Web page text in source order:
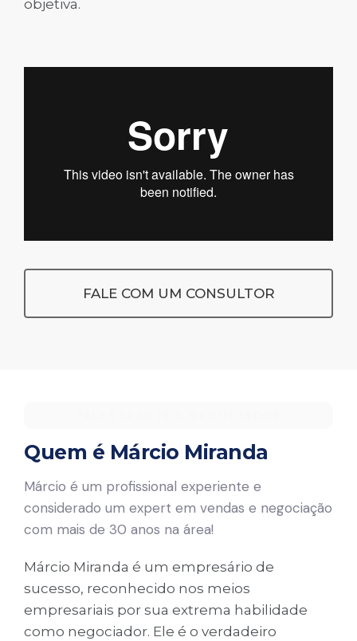
objetiva.
FALE COM UM CONSULTOR
Quem é Márcio Miranda
Márcio é um profissional experiente e
considerado um expert em vendas e negociação
com mais de 30 anos na área!
Márcio Miranda é um empresário de
sucesso, reconhecido nos meios
empresariais por sua extrema habilidade
como negociador. Ele é o verdadeiro